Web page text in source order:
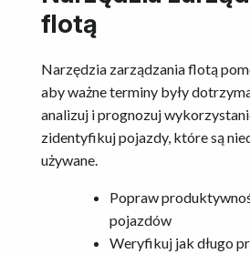
flotą
Narzędzia zarządzania flotą
aby ważne terminy były
analizuj i prognozuj
zidentyfikuj pojazdy, które są
używane.
Popraw
pojazdów
Weryfikuj jak długo